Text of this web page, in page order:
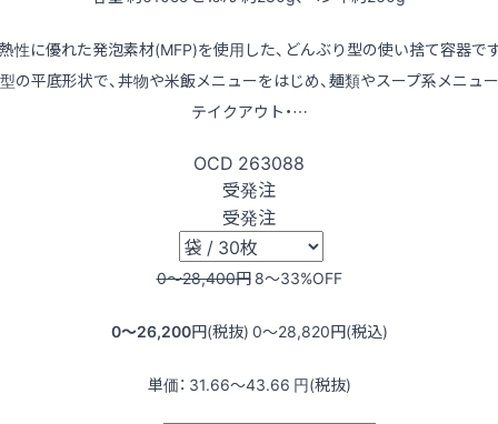
性に優れた発泡素材(MFP)を使用した、どんぶり型の使い捨て容器で
の平底形状で、丼物や米飯メニューをはじめ、麺類やスープ系メニュ
テイクアウト・…
OCD 263088
受発注
受発注
0〜28,400円 8〜33%OFF
0〜26,200円(税抜) 0〜28,820円(税込)
単価： 31.66〜43.66 円(税抜)